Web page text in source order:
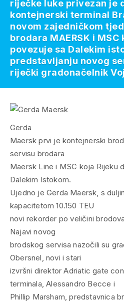
Gerda
Maersk prvi je kontejnerski
servisu brodara
Maersk Line i MSC koja Rijeku
Dalekim Istokom.
Ujedno je Gerda Maersk, s
kapacitetom 10.150 TEU
novi rekorder po veličini
Najavi novog
brodskog servisa nazočili su
Obersnel, novi i stari
izvršni direktor Adriatic gate
terminala, Alessandro Becce i
Phillip Marsham, predstavnica
riječke luke privezan je
kontejnerski terminal
novom zajedničkom
brodara MAERSK i
povezuje sa Dalekim
predstavljanju novog
riječki gradonačelnik